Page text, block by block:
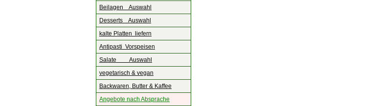
Beilagen Auswahl
Desserts Auswahl
kalte Platten liefern
Antipasti Vorspeisen
Salate Auswahl
vegetarisch & vegan
Backwaren, Butter & Kaffee
Angebote nach Absprache